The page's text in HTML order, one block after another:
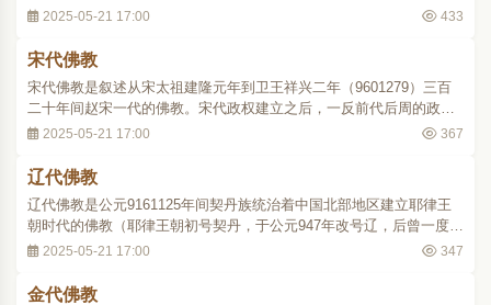
更迭，南方则先有前蜀、吴、吴越、闽、南汉，继有荆南（又称南
汉、合称十国）。北方兵革时兴，社会秩序受到严..
2025-05-21 17:00 433
宋代佛教
宋代佛教是叙述从宋太祖建隆元年到卫王祥兴二年（9601279）三百
二十年间赵宋一代的佛教。宋代政权建立之后，一反前代后周的政
策，给佛教以适当保护来加强国内统治的力量。建隆元年，先度童行
印度求法，使内官张从信往益州（今成都）雕刻..
2025-05-21 17:00 367
辽代佛教
辽代佛教是公元9161125年间契丹族统治着中国北部地区建立耶律王
朝时代的佛教（耶律王朝初号契丹，于公元947年改号辽，后曾一度复
号契丹）。契丹族原无佛教信仰，唐末，契丹族中一个部落主耶律阿
唐天复二年（902），辽太祖始置龙化州（西..
2025-05-21 17:00 347
金代佛教